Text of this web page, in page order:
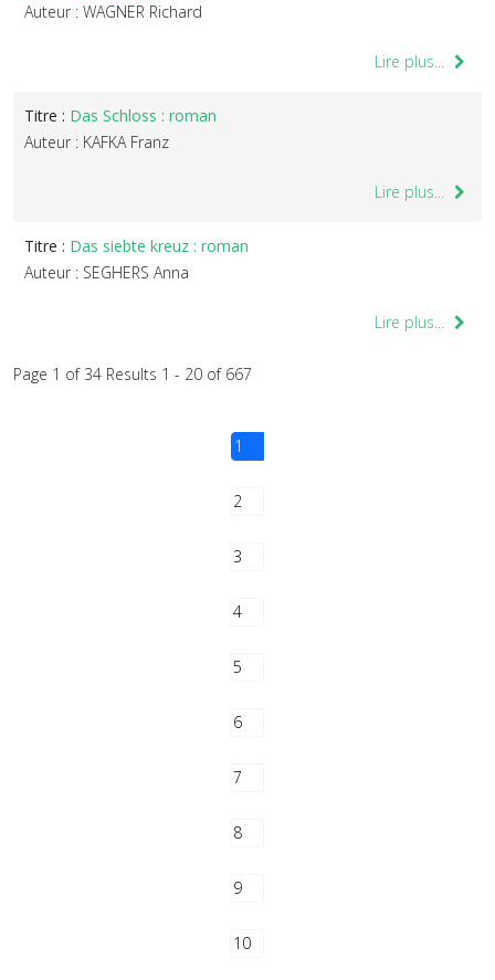
Auteur : WAGNER Richard
Lire plus...
Titre : Das Schloss : roman
Auteur : KAFKA Franz
Lire plus...
Titre : Das siebte kreuz : roman
Auteur : SEGHERS Anna
Lire plus...
Page 1 of 34 Results 1 - 20 of 667
1
2
3
4
5
6
7
8
9
10